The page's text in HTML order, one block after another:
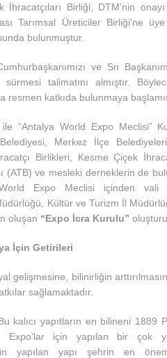
Birliği, DTM’nin
Tarımsal Üreticiler Birliği’ne
bulunmuştur.
ve Sn
talimatını almıştır.
resmen katkıda bulunmaya
“Antalya World Expo Meclisi”
Merkez İlçe
Birlikleri, Kesme Çiçek
(ATB) ve mesleki derneklerin de
Expo Meclisi içinden vali
Kültür ve Turizm İl
oluşan “Expo İcra Kurulu”
İçin Getirileri
gelişmesine, bilinirliğin
sağlamaktadır.
kalıcı yapıtların en bilineni 1889
Expo’lar için yapılan bir çok
yapılan yapı şehrin en